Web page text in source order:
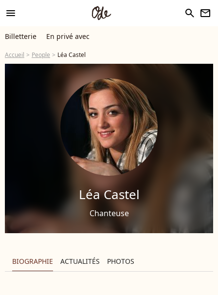
menu search newsletter
Billetterie En privé avec
Accueil People Léa Castel
Léa Castel
Chanteuse
BIOGRAPHIE ACTUALITÉS PHOTOS